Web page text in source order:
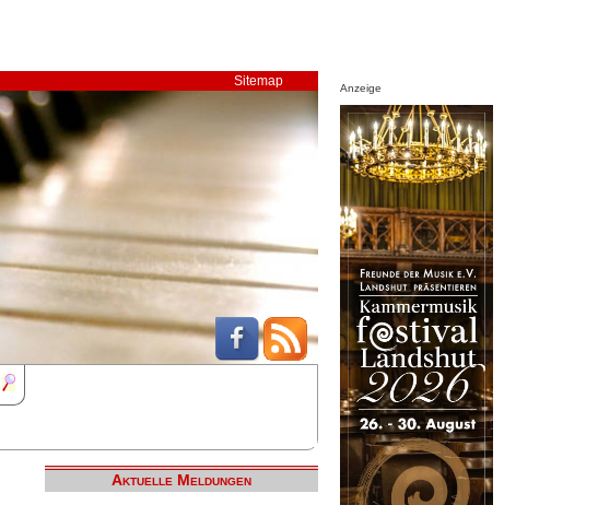
Sitemap
Aktuelle Meldungen
Anzeige